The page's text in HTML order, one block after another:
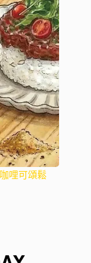
哩可頌鬆